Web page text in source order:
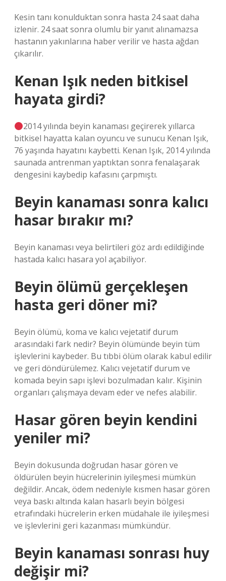
Kesin tanı konulduktan sonra hasta 24 saat daha
izlenir. 24 saat sonra olumlu bir yanıt alınamazsa
hastanın yakınlarına haber verilir ve hasta ağdan
çıkarılır.
Kenan Işık neden bitkisel
hayata girdi?
2014 yılında beyin kanaması geçirerek yıllarca
bitkisel hayatta kalan oyuncu ve sunucu Kenan Işık,
76 yaşında hayatını kaybetti. Kenan Işık, 2014 yılında
saunada antrenman yaptıktan sonra fenalaşarak
dengesini kaybedip kafasını çarpmıştı.
Beyin kanaması sonra kalıcı
hasar bırakır mı?
Beyin kanaması veya belirtileri göz ardı edildiğinde
hastada kalıcı hasara yol açabiliyor.
Beyin ölümü gerçekleşen
hasta geri döner mi?
Beyin ölümü, koma ve kalıcı vejetatif durum
arasındaki fark nedir? Beyin ölümünde beyin tüm
işlevlerini kaybeder. Bu tıbbi ölüm olarak kabul edilir
ve geri döndürülemez. Kalıcı vejetatif durum ve
komada beyin sapı işlevi bozulmadan kalır. Kişinin
organları çalışmaya devam eder ve nefes alabilir.
Hasar gören beyin kendini
yeniler mi?
Beyin dokusunda doğrudan hasar gören ve
öldürülen beyin hücrelerinin iyileşmesi mümkün
değildir. Ancak, ödem nedeniyle kısmen hasar gören
veya baskı altında kalan hasarlı beyin bölgesi
etrafındaki hücrelerin erken müdahale ile iyileşmesi
ve işlevlerini geri kazanması mümkündür.
Beyin kanaması sonrası huy
değişir mi?